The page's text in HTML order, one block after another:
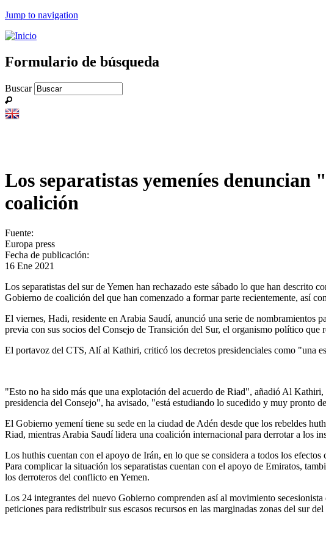
Jump to navigation
Formulario de búsqueda
Buscar
Los separatistas yemeníes
coalición
Fuente:
Europa press
Fecha de publicación:
16 Ene 2021
Los separatistas del sur de Yemen han rechazado este sábado lo que han
Gobierno de coalición del que han comenzado a formar parte recientemente, así
El viernes, Hadi, residente en Arabia Saudí, anunció una serie de nombramientos
previa con sus socios del Consejo de Transición del Sur, el organismo político que
El portavoz del CTS, Alí al Kathiri, criticó los decretos presidenciales como "una
"Esto no ha sido más que una explotación del acuerdo de Riad", añadió Al
presidencia del Consejo", ha avisado, "está estudiando lo sucedido y muy pronto
El Gobierno yemení tiene su sede en la ciudad de Adén desde que los rebeldes
Riad, mientras Arabia Saudí lidera una coalición internacional para derrotar a los
Los huthis cuentan con el apoyo de Irán, en lo que se considera a todos los
Para complicar la situación los separatistas cuentan con el apoyo de Emiratos,
los derroteros del conflicto en Yemen.
Los 24 integrantes del nuevo Gobierno comprenden así al movimiento
peticiones para redistribuir sus escasos recursos en las marginadas zonas del sur